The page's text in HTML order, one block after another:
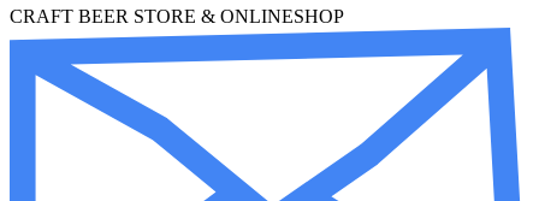
CRAFT BEER STORE & ONLINESHOP